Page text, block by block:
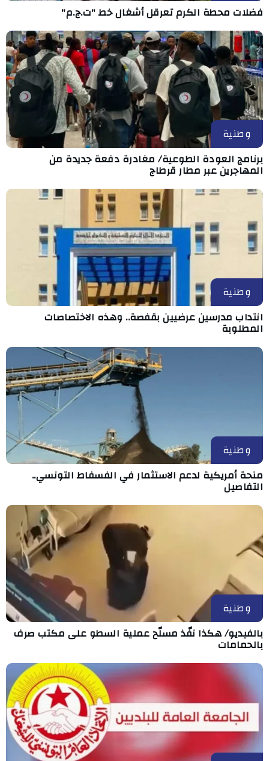
فضلات محطة الكرم تعرقل أشغال خط "ت.ج.م"
وطنية
برنامج العودة الطوعية/ مغادرة دفعة جديدة من
المهاجرين عبر مطار قرطاج
وطنية
انتداب مدرسين عرضيين بقفصة.. وهذه الاختصاصات
المطلوبة
وطنية
منحة أمريكية لدعم الاستثمار في الفسفاط التونسي..
التفاصيل
وطنية
بالفيديو/ هكذا نفّذ مسلّح عملية السطو على مكتب صرف
بالحمامات